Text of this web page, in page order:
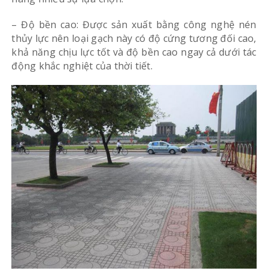
– Độ bền cao: Được sản xuất bằng công nghệ nén
thủy lực nên loại gạch này có độ cứng tương đối cao,
khả năng chịu lực tốt và độ bền cao ngay cả dưới tác
động khắc nghiệt của thời tiết.